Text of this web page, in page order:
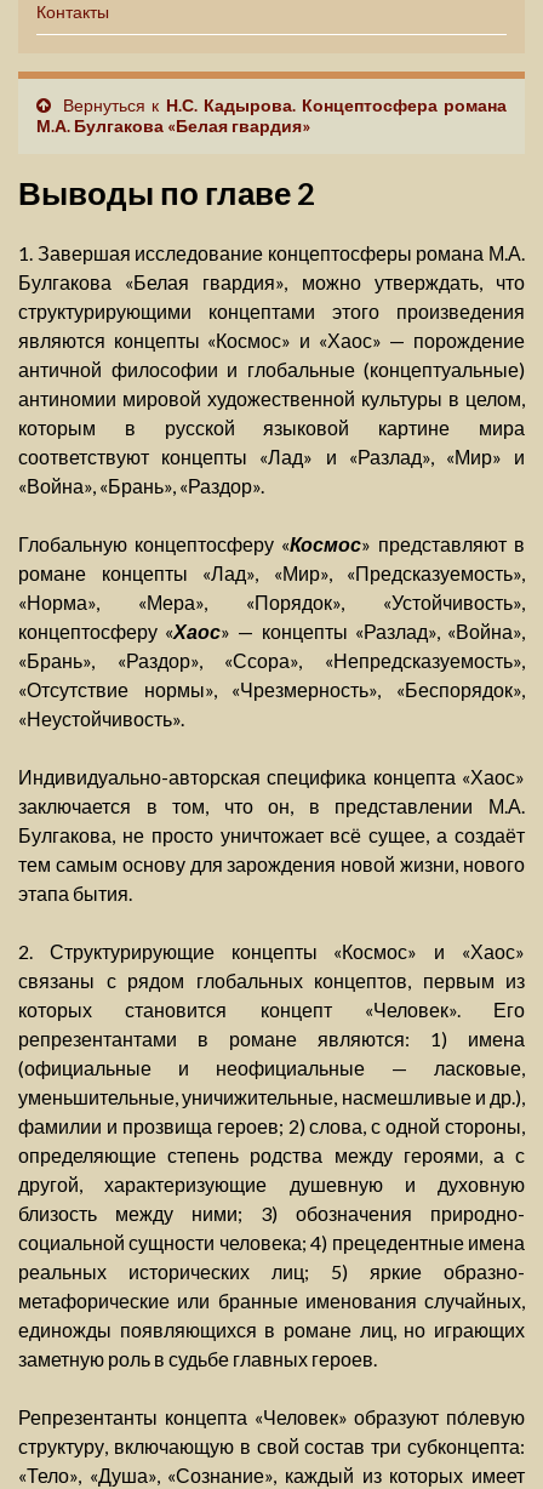
Контакты
Вернуться к Н.С. Кадырова. Концептосфера романа
М.А. Булгакова «Белая гвардия»
Выводы по главе 2
1. Завершая исследование концептосферы романа М.А.
Булгакова «Белая гвардия», можно утверждать, что
структурирующими концептами этого произведения
являются концепты «Космос» и «Хаос» — порождение
античной философии и глобальные (концептуальные)
антиномии мировой художественной культуры в целом,
которым в русской языковой картине мира
соответствуют концепты «Лад» и «Разлад», «Мир» и
«Война», «Брань», «Раздор».
Глобальную концептосферу «Космос» представляют в
романе концепты «Лад», «Мир», «Предсказуемость»,
«Норма», «Мера», «Порядок», «Устойчивость»,
концептосферу «Хаос» — концепты «Разлад», «Война»,
«Брань», «Раздор», «Ссора», «Непредсказуемость»,
«Отсутствие нормы», «Чрезмерность», «Беспорядок»,
«Неустойчивость».
Индивидуально-авторская специфика концепта «Хаос»
заключается в том, что он, в представлении М.А.
Булгакова, не просто уничтожает всё сущее, а создаёт
тем самым основу для зарождения новой жизни, нового
этапа бытия.
2. Структурирующие концепты «Космос» и «Хаос»
связаны с рядом глобальных концептов, первым из
которых становится концепт «Человек». Его
репрезентантами в романе являются: 1) имена
(официальные и неофициальные — ласковые,
уменьшительные, уничижительные, насмешливые и др.),
фамилии и прозвища героев; 2) слова, с одной стороны,
определяющие степень родства между героями, а с
другой, характеризующие душевную и духовную
близость между ними; 3) обозначения природно-
социальной сущности человека; 4) прецедентные имена
реальных исторических лиц; 5) яркие образно-
метафорические или бранные именования случайных,
единожды появляющихся в романе лиц, но играющих
заметную роль в судьбе главных героев.
Репрезентанты концепта «Человек» образуют по́левую
структуру, включающую в свой состав три субконцепта:
«Тело», «Душа», «Сознание», каждый из которых имеет